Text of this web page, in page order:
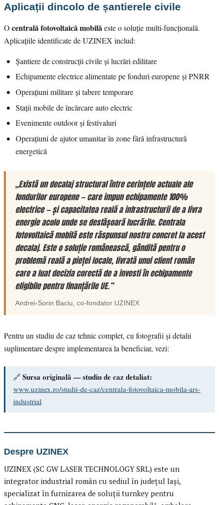
Aplicații dincolo de șantierele civile
O centrală fotovoltaică mobilăeste o soluție multi-funcțională.
Aplicațiile identificate de UZINEX includ:
Șantiere de construcții civile și lucrări edilitare
Echipamente electrice alimentate pe fonduri europene și PNRR
Operațiuni militare și tabere temporare
Stații mobile de încărcare auto electric
Evenimente outdoor și festivaluri
Operațiuni de ajutor umanitar în zone fără infrastructură
energetică
„Există un decalaj structural între cerințele actuale ale
fondurilor europene — care impun echipamente 100%
electrice — și capacitatea reală a infrastructurii de a livra
energie acolo unde se desfășoară lucrările. Centrala
fotovoltaică mobilă este răspunsul nostru concret la acest
decalaj. Este o soluție românească, gândită pentru o
problemă reală a pieței locale, livrată unui client român
care a luat decizia corectă de a investi în echipamente
eligibile pentru finanțările UE.”
Andrei-Sorin Baciu, co-fondator UZINEX
Pentru un studiu de caz tehnic complet, cu fotografii și detalii
suplimentare despre implementarea la beneficiar, vezi:
🔗 Sursa originală — studiu de caz detaliat:
www.uzinex.ro/studii-de-caz/centrala-fotovoltaica-mobila-ars-
industrial
Despre UZINEX
UZINEX (SC GW LASER TECHNOLOGY SRL) este un
integrator industrial român cu sediul în județul Iași,
specializat în furnizarea de soluții turnkey pentru